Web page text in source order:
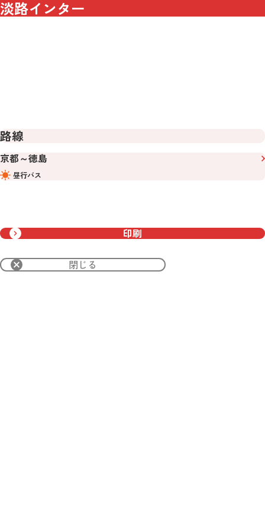
淡路インター
路線
京都～徳島
昼行バス
印刷
閉じる